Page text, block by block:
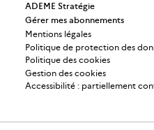
ADEME Stratégie
Gérer mes abonnements
Mentions légales
Politique de protection des
Politique des cookies
Gestion des cookies
Accessibilité : partiellement